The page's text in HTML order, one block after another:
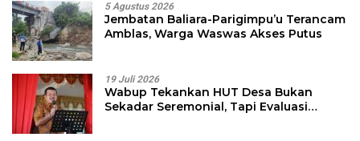
5 Agustus 2026
Jembatan Baliara-Parigimpu’u Terancam
Amblas, Warga Waswas Akses Putus
19 Juli 2026
Wabup Tekankan HUT Desa Bukan
Sekadar Seremonial, Tapi Evaluasi